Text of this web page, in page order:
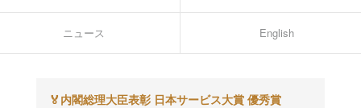
ニュース English
🏅 内閣総理大臣表彰 日本サービス大賞 優秀賞